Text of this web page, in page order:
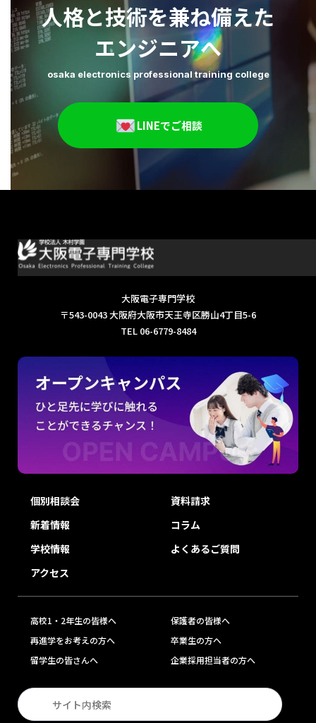
2025年11月 2025年10月
2025年9月 2025年8月
人格と技術を兼ね備えた
エンジニアへ
osaka electronics professional training college
LINEでご相談
大阪電子専門学校
〒543-0043 大阪府大阪市天王寺区勝山4丁目5-6
TEL 06-6779-8484
個別相談会
資料請求
新着情報
コラム
学校情報
よくあるご質問
アクセス
高校1・2年生の皆様へ
保護者の皆様へ
再進学をお考えの方へ
卒業生の方へ
留学生の皆さんへ
企業採用担当者の方へ